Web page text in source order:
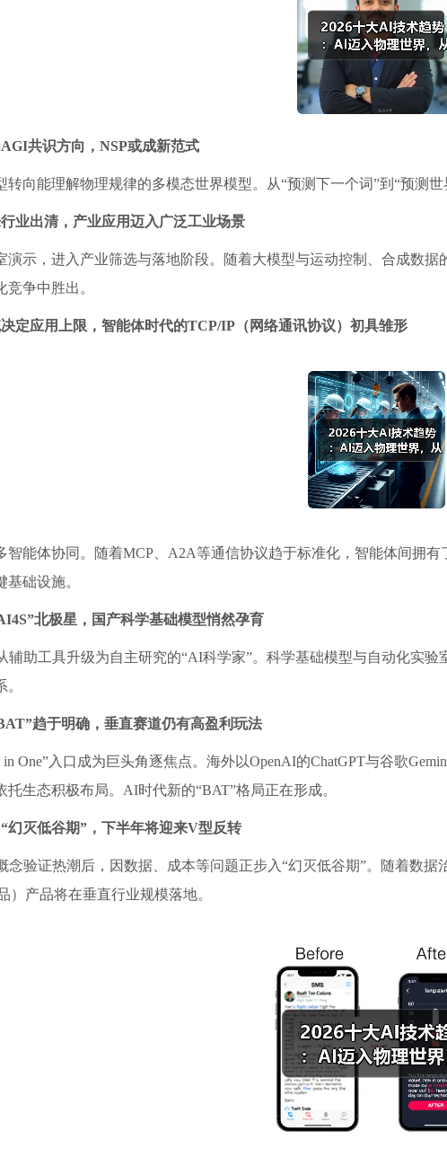
共识方向，NSP或成新范式
转向能理解物理规律的多模态世界模型。从“预测下一个词”到“预测
业出清，产业应用迈入广泛工业场景
演示，进入产业筛选与落地阶段。随着大模型与运动控制、合成数
争中胜出。
定应用上限，智能体时代的TCP/IP（网络通讯协议）初具雏形
智能体协同。随着MCP、A2A等通信协议趋于标准化，智能体间拥
础设施。
北极星，国产科学基础模型悄然孕育
辅助工具升级为自主研究的“AI科学家”。科学基础模型与自动化实
趋于明确，垂直赛道仍有高盈利玩法
One”入口成为巨头角逐焦点。海外以OpenAI的ChatGPT与谷歌
生态积极布局。AI时代新的“BAT”格局正在形成。
幻灭低谷期”，下半年将迎来V型反转
念验证热潮后，因数据、成本等问题正步入“幻灭低谷期”。随着数
）产品将在垂直行业规模落地。